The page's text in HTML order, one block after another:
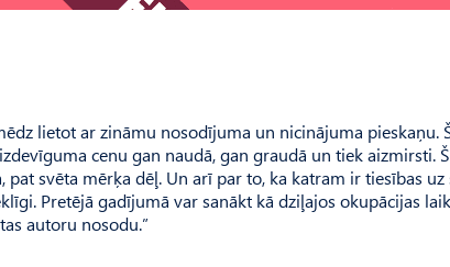
lietot ar zināmu nosodījuma un nicinājuma pieskaņu.
cenu gan naudā, gan graudā un tiek aizmirsti.
svēta mērķa dēļ. Un arī par to, ka katram ir tiesības uz
Pretējā gadījumā var sanākt kā dziļajos okupācijas
autoru nosodu.”